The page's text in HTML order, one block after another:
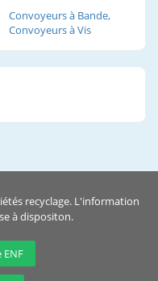
Convoyeurs à Bande,
Convoyeurs à Vis
recyclage. L'information
à dispositon.
ENF